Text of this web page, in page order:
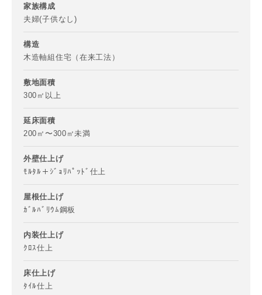
家族構成
夫婦(子供なし)
構造
木造軸組住宅（在来工法）
敷地面積
300㎡以上
延床面積
200㎡〜300㎡未満
外壁仕上げ
ﾓﾙﾀﾙ＋ｼﾞｮﾘﾊﾟｯﾄﾞ仕上
屋根仕上げ
ｶﾞﾙﾊﾞﾘｳﾑ鋼板
内装仕上げ
ｸﾛｽ仕上
床仕上げ
ﾀｲﾙ仕上
メールアドレス